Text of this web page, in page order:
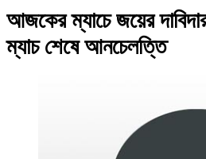
আজকের ম্যাচে জয়ের
ম্যাচ শেষে আনচেলত্তি